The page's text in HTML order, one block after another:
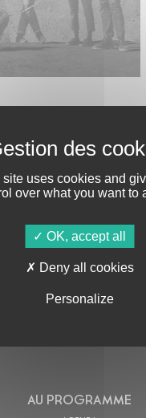
ABONNE-TOI !
À LA
AU PROGRAMME
site uses cookies and
over what you want to
OK, accept all
Deny all cookies
Personalize